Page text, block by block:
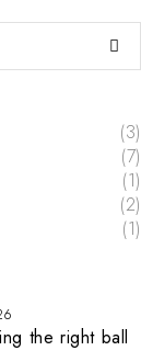
(3)
(7)
(1)
(2)
(1)
the right ball